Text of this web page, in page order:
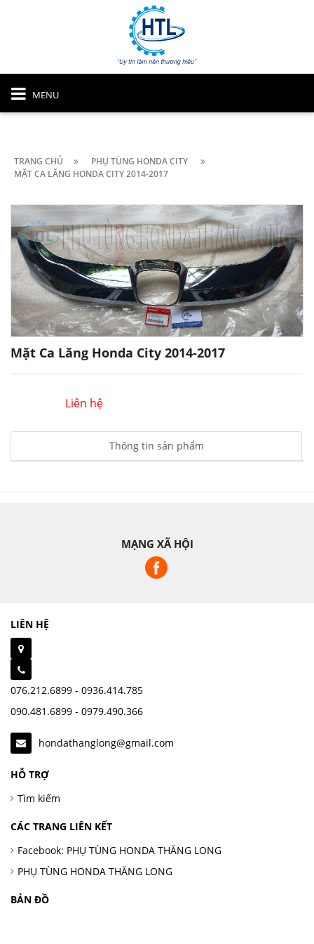
MENU
TRANG CHỦ
PHỤ TÙNG HONDA CITY
MẶT CA LĂNG HONDA CITY 2014-2017
Mặt Ca Lăng Honda City 2014-2017
Liên hệ
Thông tin sản phẩm
MẠNG XÃ HỘI
LIÊN HỆ
076.212.6899 - 0936.414.785
090.481.6899 - 0979.490.366
hondathanglong@gmail.com
HỖ TRỢ
Tìm kiếm
CÁC TRANG LIÊN KẾT
Facebook: PHỤ TÙNG HONDA THĂNG LONG
PHỤ TÙNG HONDA THĂNG LONG
BẢN ĐỒ